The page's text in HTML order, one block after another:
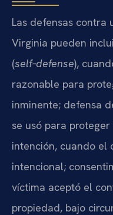
Las defensas contra
Virginia pueden
(self‑defense),
razonable para
inminente; defensa
se usó para
intención, cuando el
intencional;
víctima aceptó el
propiedad, bajo